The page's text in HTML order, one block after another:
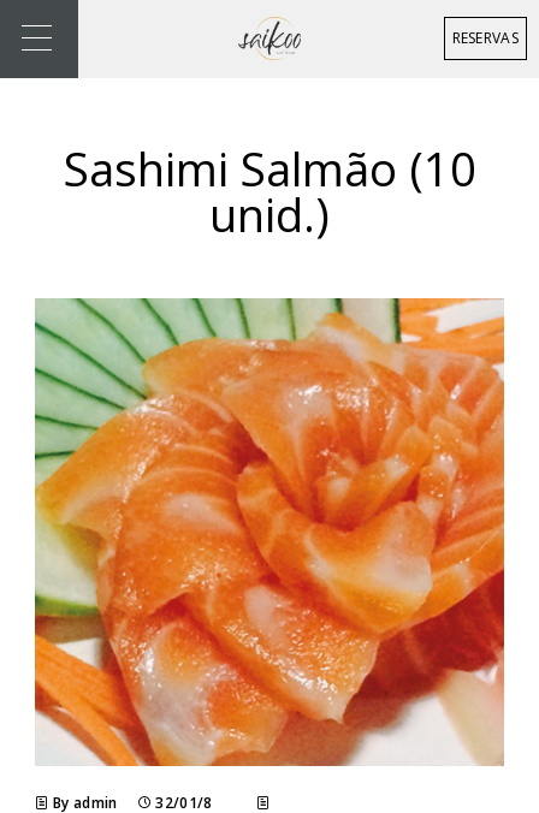
RESERVAS
Sashimi Salmão (10
unid.)
By admin 32/01/8